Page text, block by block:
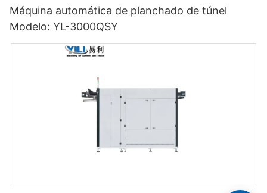
Máquina automática de planchado de túnel
Modelo: YL-3000QSY